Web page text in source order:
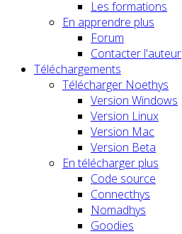
Les formations
En apprendre plus
Forum
Contacter l'auteur
Téléchargements
Télécharger Noethys
Version Windows
Version Linux
Version Mac
Version Beta
En télécharger plus
Code source
Connecthys
Nomadhys
Goodies